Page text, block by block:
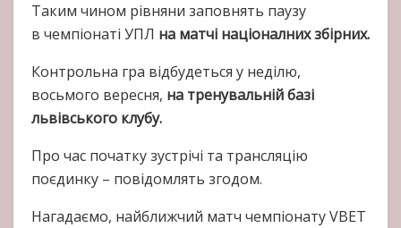
Таким чином рівняни заповнять паузу
в чемпіонаті УПЛ на матчі націоналних збірних.
Контрольна гра відбудеться у неділю,
восьмого вересня, на тренувальній базі
львівського клубу.
Про час початку зустрічі та трансляцію
поєдинку – повідомлять згодом.
Нагадаємо, найближчий матч чемпіонату VBET